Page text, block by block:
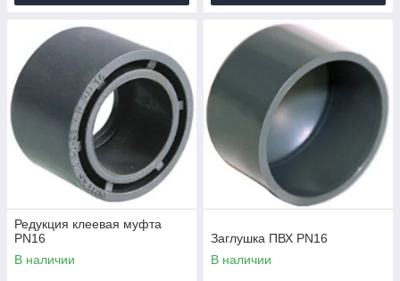
Редукция клеевая муфта
PN16
В наличии
Заглушка ПВХ PN16
В наличии